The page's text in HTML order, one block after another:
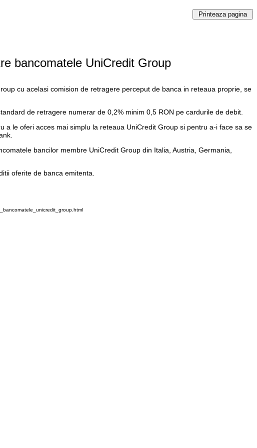
bancomatele UniCredit Group
cu acelasi comision de retragere perceput de banca in reteaua proprie, se
de retragere numerar de 0,2% minim 0,5 RON pe cardurile de debit.
le oferi acces mai simplu la reteaua UniCredit Group si pentru a-i face sa se
bancilor membre UniCredit Group din Italia, Austria, Germania,
oferite de banca emitenta.